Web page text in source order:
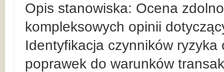
Opis stanowiska: Ocena
kompleksowych opinii
Identyfikacja czynników
poprawek do warunków